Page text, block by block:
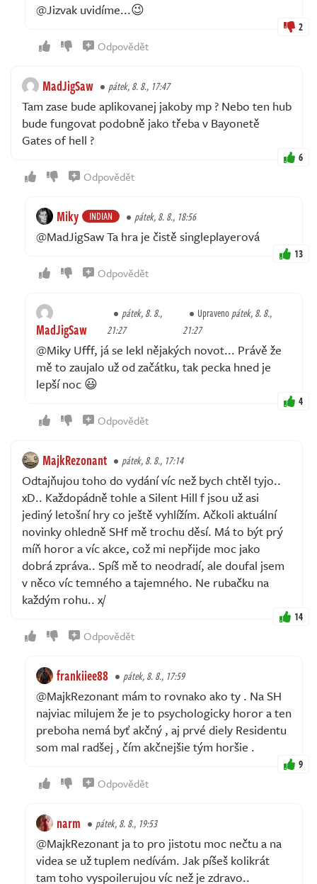
@Jizvak uvidíme...😉
2
Odpovědět
MadJigSaw pátek, 8. 8., 17:47
Tam zase bude aplikovanej jakoby mp ? Nebo ten hub
bude fungovat podobně jako třeba v Bayonetě
Gates of hell ?
6
Odpovědět
Miky INDIAN pátek, 8. 8., 18:56
@MadJigSaw Ta hra je čistě singleplayerová
13
Odpovědět
MadJigSaw
pátek, 8. 8.,
21:27
Upravenopátek, 8. 8.,
21:27
@Miky Ufff, já se lekl nějakých novot... Právě že
mě to zaujalo už od začátku, tak pecka hned je
lepší noc 😃
4
Odpovědět
MajkRezonant pátek, 8. 8., 17:14
Odtajňujou toho do vydání víc než bych chtěl tyjo..
xD.. Každopádně tohle a Silent Hill f jsou už asi
jediný letošní hry co ještě vyhlížím. Ačkoli aktuální
novinky ohledně SHf mě trochu děsí. Má to být prý
míň horor a víc akce, což mi nepřijde moc jako
dobrá zpráva.. Spíš mě to neodradí, ale doufal jsem
v něco víc temného a tajemného. Ne rubačku na
každým rohu.. x/
14
Odpovědět
frankiiee88 pátek, 8. 8., 17:59
@MajkRezonant mám to rovnako ako ty . Na SH
najviac milujem že je to psychologicky horor a ten
preboha nemá byť akčný , aj prvé diely Residentu
som mal radšej , čím akčnejšie tým horšie .
9
Odpovědět
narm pátek, 8. 8., 19:53
@MajkRezonant ja to pro jistotu moc nečtu a na
videa se už tuplem nedívám. Jak píšeš kolikrát
tam toho vyspoilerujou víc než je zdravo..